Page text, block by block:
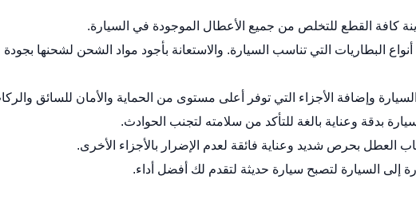
كافة القطع للتخلص من جميع الأعطال الموجودة في السيارة.
البطاريات التي تناسب السيارة. والاستعانة بأجود مواد الشحن لشحنها بجودة
وإضافة الأجزاء التي توفر أعلى مستوى من الحماية والأمان للسائق
بدقة وعناية بالغة للتأكد من سلامته لتجنب الحوادث.
بحرص شديد وعناية فائقة لعدم الإضرار بالأجزاء الأخرى.
إلى السيارة لتصبح سيارة حديثة لتقدم لك أفضل أداء.